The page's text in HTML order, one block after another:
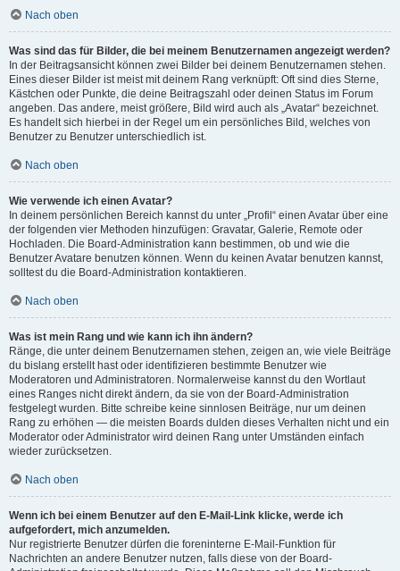
Nach oben
Was sind das für Bilder, die bei meinem Benutzernamen angezeigt werden?
In der Beitragsansicht können zwei Bilder bei deinem Benutzernamen stehen.
Eines dieser Bilder ist meist mit deinem Rang verknüpft: Oft sind dies Sterne,
Kästchen oder Punkte, die deine Beitragszahl oder deinen Status im Forum
angeben. Das andere, meist größere, Bild wird auch als „Avatar“ bezeichnet.
Es handelt sich hierbei in der Regel um ein persönliches Bild, welches von
Benutzer zu Benutzer unterschiedlich ist.
Nach oben
Wie verwende ich einen Avatar?
In deinem persönlichen Bereich kannst du unter „Profil“ einen Avatar über eine
der folgenden vier Methoden hinzufügen: Gravatar, Galerie, Remote oder
Hochladen. Die Board-Administration kann bestimmen, ob und wie die
Benutzer Avatare benutzen können. Wenn du keinen Avatar benutzen kannst,
solltest du die Board-Administration kontaktieren.
Nach oben
Was ist mein Rang und wie kann ich ihn ändern?
Ränge, die unter deinem Benutzernamen stehen, zeigen an, wie viele Beiträge
du bislang erstellt hast oder identifizieren bestimmte Benutzer wie
Moderatoren und Administratoren. Normalerweise kannst du den Wortlaut
eines Ranges nicht direkt ändern, da sie von der Board-Administration
festgelegt wurden. Bitte schreibe keine sinnlosen Beiträge, nur um deinen
Rang zu erhöhen — die meisten Boards dulden dieses Verhalten nicht und ein
Moderator oder Administrator wird deinen Rang unter Umständen einfach
wieder zurücksetzen.
Nach oben
Wenn ich bei einem Benutzer auf den E-Mail-Link klicke, werde ich
aufgefordert, mich anzumelden.
Nur registrierte Benutzer dürfen die foreninterne E-Mail-Funktion für
Nachrichten an andere Benutzer nutzen, falls diese von der Board-